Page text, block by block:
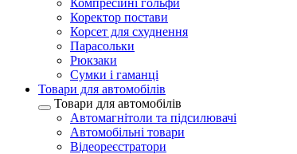
Компресійні гольфи
Коректор постави
Корсет для схуднення
Парасольки
Рюкзаки
Сумки і гаманці
Товари для автомобілів
Товари для автомобілів
Автомагнітоли та підсилювачі
Автомобільні товари
Відеореєстратори